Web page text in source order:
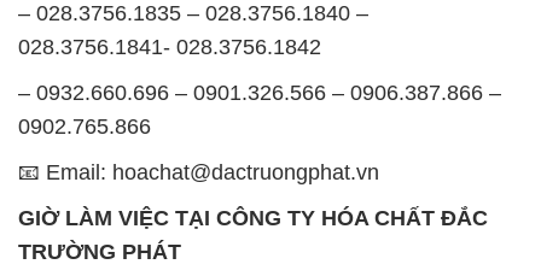
– 028.3756.1835 – 028.3756.1840 –
028.3756.1841- 028.3756.1842
– 0932.660.696 – 0901.326.566 – 0906.387.866 –
0902.765.866
📧 Email: hoachat@dactruongphat.vn
GIỜ LÀM VIỆC TẠI CÔNG TY HÓA CHẤT ĐẮC
TRƯỜNG PHÁT